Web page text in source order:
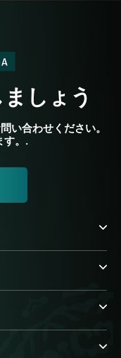
しょう
い合わせください。
す。.